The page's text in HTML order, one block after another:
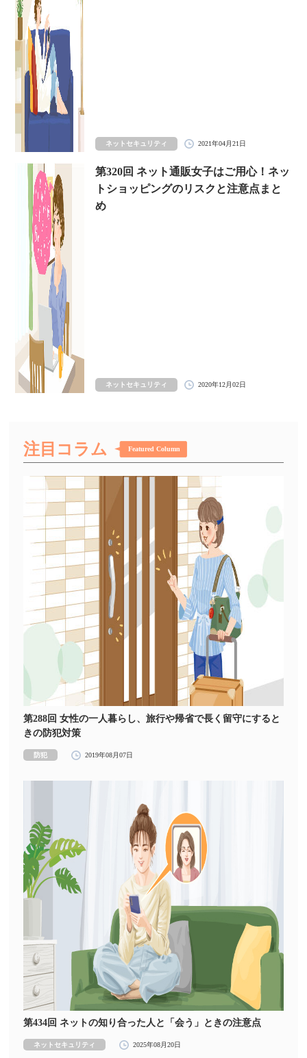
ネットセキュリティ 2021年04月21日
第320回 ネット通販女子はご用心！ネッ
トショッピングのリスクと注意点まと
め
ネットセキュリティ 2020年12月02日
注目コラム Featured Column
第288回 女性の一人暮らし、旅行や帰省で長く留守にすると
きの防犯対策
防犯 2019年08月07日
第434回 ネットの知り合った人と「会う」ときの注意点
ネットセキュリティ 2025年08月20日